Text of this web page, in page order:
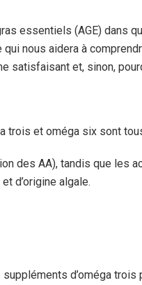
essentiels (AGE) dans
nous aidera à
satisfaisant et, sinon,
trois et oméga six sont
des AA), tandis que les
d’origine algale.
d’oméga trois